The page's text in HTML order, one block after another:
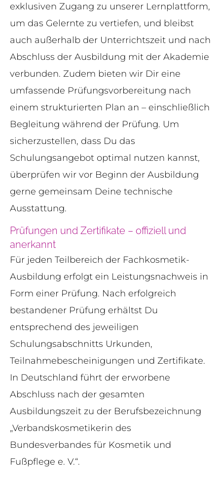
exklusiven Zugang zu unserer Lernplattform,
um das Gelernte zu vertiefen, und bleibst
auch außerhalb der Unterrichtszeit und nach
Abschluss der Ausbildung mit der Akademie
verbunden. Zudem bieten wir Dir eine
umfassende Prüfungsvorbereitung nach
einem strukturierten Plan an – einschließlich
Begleitung während der Prüfung. Um
sicherzustellen, dass Du das
Schulungsangebot optimal nutzen kannst,
überprüfen wir vor Beginn der Ausbildung
gerne gemeinsam Deine technische
Ausstattung.
Prüfungen und Zertifikate – offiziell und
anerkannt
Für jeden Teilbereich der Fachkosmetik-
Ausbildung erfolgt ein Leistungsnachweis in
Form einer Prüfung. Nach erfolgreich
bestandener Prüfung erhältst Du
entsprechend des jeweiligen
Schulungsabschnitts Urkunden,
Teilnahmebescheinigungen und Zertifikate.
In Deutschland führt der erworbene
Abschluss nach der gesamten
Ausbildungszeit zu der Berufsbezeichnung
„Verbandskosmetikerin des
Bundesverbandes für Kosmetik und
Fußpflege e. V.“.